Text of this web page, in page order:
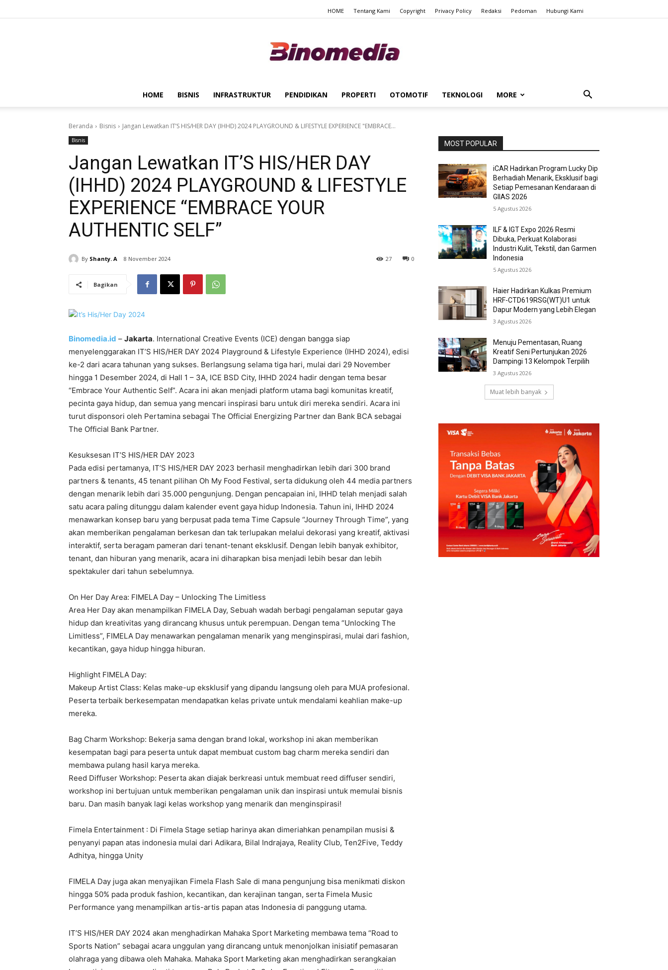
HOME Tentang Kami Copyright Privacy Policy Redaksi Pedoman Hubungi Kami
HOME BISNIS INFRASTRUKTUR PENDIDIKAN PROPERTI OTOMOTIF TEKNOLOGI MORE
Beranda Bisnis Jangan Lewatkan IT’S HIS/HER DAY (IHHD) 2024 PLAYGROUND & LIFESTYLE EXPERIENCE "EMBRACE...
Bisnis
Jangan Lewatkan IT’S HIS/HER DAY
(IHHD) 2024 PLAYGROUND & LIFESTYLE
EXPERIENCE “EMBRACE YOUR
AUTHENTIC SELF”
By Shanty. A 8 November 2024 0
27
Bagikan
Binomedia.id – Jakarta. International Creative Events (ICE) dengan bangga siap
menyelenggarakan IT’S HIS/HER DAY 2024 Playground & Lifestyle Experience (IHHD 2024), edisi
ke-2 dari acara tahunan yang sukses. Berlangsung selama tiga hari, mulai dari 29 November
hingga 1 Desember 2024, di Hall 1 – 3A, ICE BSD City, IHHD 2024 hadir dengan tema besar
“Embrace Your Authentic Self”. Acara ini akan menjadi platform utama bagi komunitas kreatif,
pecinta gaya hidup, dan semua yang mencari inspirasi baru untuk diri mereka sendiri. Acara ini
turut disponsori oleh Pertamina sebagai The Official Energizing Partner dan Bank BCA sebagai
The Official Bank Partner.
Kesuksesan IT’S HIS/HER DAY 2023
Pada edisi pertamanya, IT’S HIS/HER DAY 2023 berhasil menghadirkan lebih dari 300 brand
partners & tenants, 45 tenant pilihan Oh My Food Festival, serta didukung oleh 44 media partners
dengan menarik lebih dari 35.000 pengunjung. Dengan pencapaian ini, IHHD telah menjadi salah
satu acara paling ditunggu dalam kalender event gaya hidup Indonesia. Tahun ini, IHHD 2024
menawarkan konsep baru yang berpusat pada tema Time Capsule “Journey Through Time”, yang
akan memberikan pengalaman berkesan dan tak terlupakan melalui dekorasi yang kreatif, aktivasi
interaktif, serta beragam pameran dari tenant-tenant eksklusif. Dengan lebih banyak exhibitor,
tenant, dan hiburan yang menarik, acara ini diharapkan bisa menjadi lebih besar dan lebih
spektakuler dari tahun sebelumnya.
On Her Day Area: FIMELA Day – Unlocking The Limitless
Area Her Day akan menampilkan FIMELA Day, Sebuah wadah berbagi pengalaman seputar gaya
hidup dan kreativitas yang dirancang khusus untuk perempuan. Dengan tema “Unlocking The
Limitless”, FIMELA Day menawarkan pengalaman menarik yang menginspirasi, mulai dari fashion,
kecantikan, gaya hidup hingga hiburan.
Highlight FIMELA Day:
Makeup Artist Class: Kelas make-up eksklusif yang dipandu langsung oleh para MUA profesional.
Peserta terbaik berkesempatan mendapatkan kelas private untuk mendalami keahlian make-up
mereka.
Bag Charm Workshop: Bekerja sama dengan brand lokal, workshop ini akan memberikan
kesempatan bagi para peserta untuk dapat membuat custom bag charm mereka sendiri dan
membawa pulang hasil karya mereka.
Reed Diffuser Workshop: Peserta akan diajak berkreasi untuk membuat reed diffuser sendiri,
workshop ini bertujuan untuk memberikan pengalaman unik dan inspirasi untuk memulai bisnis
baru. Dan masih banyak lagi kelas workshop yang menarik dan menginspirasi!
Fimela Entertainment : Di Fimela Stage setiap harinya akan dimeriahkan penampilan musisi &
penyanyi papan atas indonesia mulai dari Adikara, Bilal Indrajaya, Reality Club, Ten2Five, Teddy
Adhitya, hingga Unity
FIMELA Day juga akan menyajikan Fimela Flash Sale di mana pengunjung bisa menikmati diskon
hingga 50% pada produk fashion, kecantikan, dan kerajinan tangan, serta Fimela Music
Performance yang menampilkan artis-artis papan atas Indonesia di panggung utama.
IT’S HIS/HER DAY 2024 akan menghadirkan Mahaka Sport Marketing membawa tema “Road to
Sports Nation” sebagai acara unggulan yang dirancang untuk menonjolkan inisiatif pemasaran
olahraga yang dibawa oleh Mahaka. Mahaka Sport Marketing akan menghadirkan serangkaian
MOST POPULAR
iCAR Hadirkan Program Lucky Dip
Berhadiah Menarik, Eksklusif bagi
Setiap Pemesanan Kendaraan di
GIIAS 2026
5 Agustus 2026
ILF & IGT Expo 2026 Resmi
Dibuka, Perkuat Kolaborasi
Industri Kulit, Tekstil, dan Garmen
Indonesia
5 Agustus 2026
Haier Hadirkan Kulkas Premium
HRF-CTD619RSG(WT)U1 untuk
Dapur Modern yang Lebih Elegan
3 Agustus 2026
Menuju Pementasan, Ruang
Kreatif Seni Pertunjukan 2026
Dampingi 13 Kelompok Terpilih
3 Agustus 2026
Muat lebih banyak